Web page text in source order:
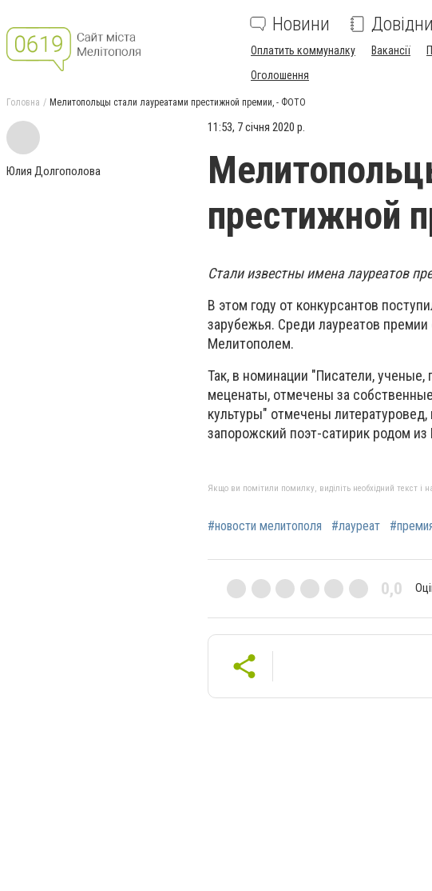
Новини
Оплатить коммуналку Вакансії
Оголошення
Головна Мелитопольцы стали лауреатами престижной премии, - ФОТО
Юлия Долгополова
11:53, 7 січня 2020 р.
престижной
Стали известны имена лауреатов
В этом году от конкурсантов
зарубежья. Среди лауреатов
Мелитополем.
Так, в номинации "Писатели,
меценаты, отмечены за
культуры" отмечены
запорожский поэт-сатирик родом
Якщо ви помітили помилку, виділіть необхідний текст і
#новости мелитополя #лауреат
0,0